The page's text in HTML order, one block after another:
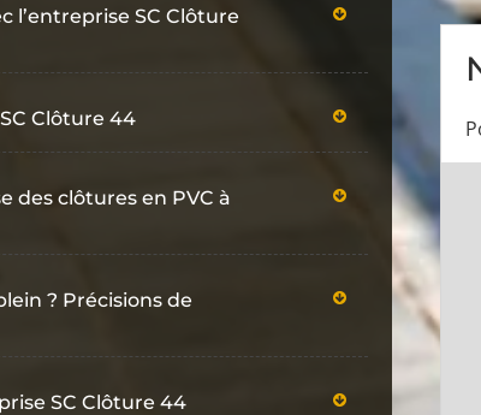
l’entreprise SC Clôture
Clôture 44
des clôtures en PVC à
? Précisions de
SC Clôture 44